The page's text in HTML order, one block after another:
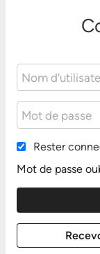
Rester
Mot de passe